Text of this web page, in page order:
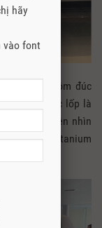
kim nhôm đúc
kích thước lốp là
cá 2 bên nhìn
mạ màu Titanium
điện.
hãy
vào font